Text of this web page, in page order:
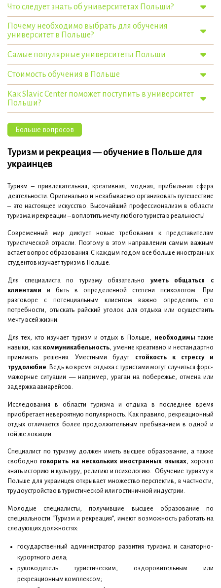
Что следует знать об университетах Польши?
Почему необходимо выбрать для обучения
университет в Польше?
Самые популярные университеты Польши
Стоимость обучения в Польше
Как Slavic Center поможет поступить в университет
Польши?
Больше вопросов
Туризм и рекреация — обучение в Польше для
украинцев
Туризм – привлекательная, креативная, модная, прибыльная сфера
деятельности. Оригинально и незабываемо организовать путешествие
– это настоящее искусство. Высочайший профессионализм в области
туризма и рекреации – воплотить мечту любого туриста в реальность!
Современный мир диктует новые требования к представителям
туристической отрасли. Поэтому в этом направлении самым важным
встает вопрос образования. С каждым годом все больше иностранных
студентов изучает туризм в Польше.
Для специалиста по туризму обязательно уметь общаться с
клиентами и быть в определенной степени психологом. При
разговоре с потенциальным клиентом важно определить его
потребности, отыскать райский уголок для отдыха или осуществить
мечту всей жизни.
Для тех, кто изучает туризм и отдых в Польше, необходимы такие
навыки, как коммуникабельность, умение креативно и нестандартно
принимать решения. Уместными будут
стойкость к стрессу и
трудолюбие. Ведь во время отдыха с туристами могут случиться форс-
мажорные ситуации — например, ураган на побережье, отмена или
задержка авиарейсов.
Исследования в области туризма и отдыха в последнее время
приобретает невероятную популярность. Как правило, рекреационный
отдых отличается более продолжительным пребыванием в одной и
той же локации.
Специалист по туризму должен иметь высшее образование, а также
свободно говорить на нескольких иностранных языках, хорошо
знать историю и культуру, религию и психологию. Обучение туризму в
Польше для украинцев открывает множество перспектив, в частности,
трудоустройство в туристической или гостиничной индустрии.
Молодые специалисты, получившие высшее образование по
специальности “Туризм и рекреация”, имеют возможность работать на
следующих должностях:
государственный администратор развития туризма и санаторно-
курортного дела;
руководитель туристическим, оздоровительным или
рекреационным комплексом;